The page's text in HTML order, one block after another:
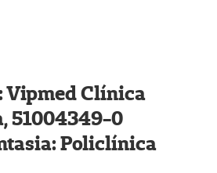
Vipmed Clínica
51004349-0
Policlínica